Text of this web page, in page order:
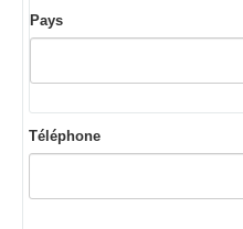
Pays
Téléphone